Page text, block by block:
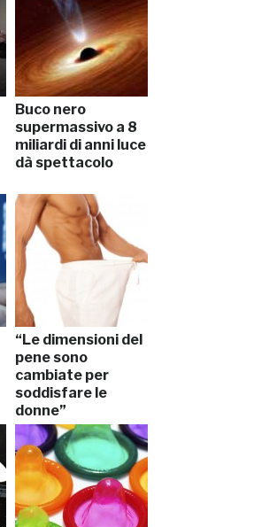
Buco nero
supermassivo a 8
miliardi di anni luce
dà spettacolo
“Le dimensioni del
pene sono
cambiate per
soddisfare le
donne”